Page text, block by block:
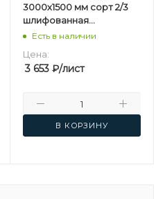
3000х1500 мм сорт 2/3
шлифованная
березовая
Есть в наличии
Цена:
3 653₽/лист
В КОРЗИНУ